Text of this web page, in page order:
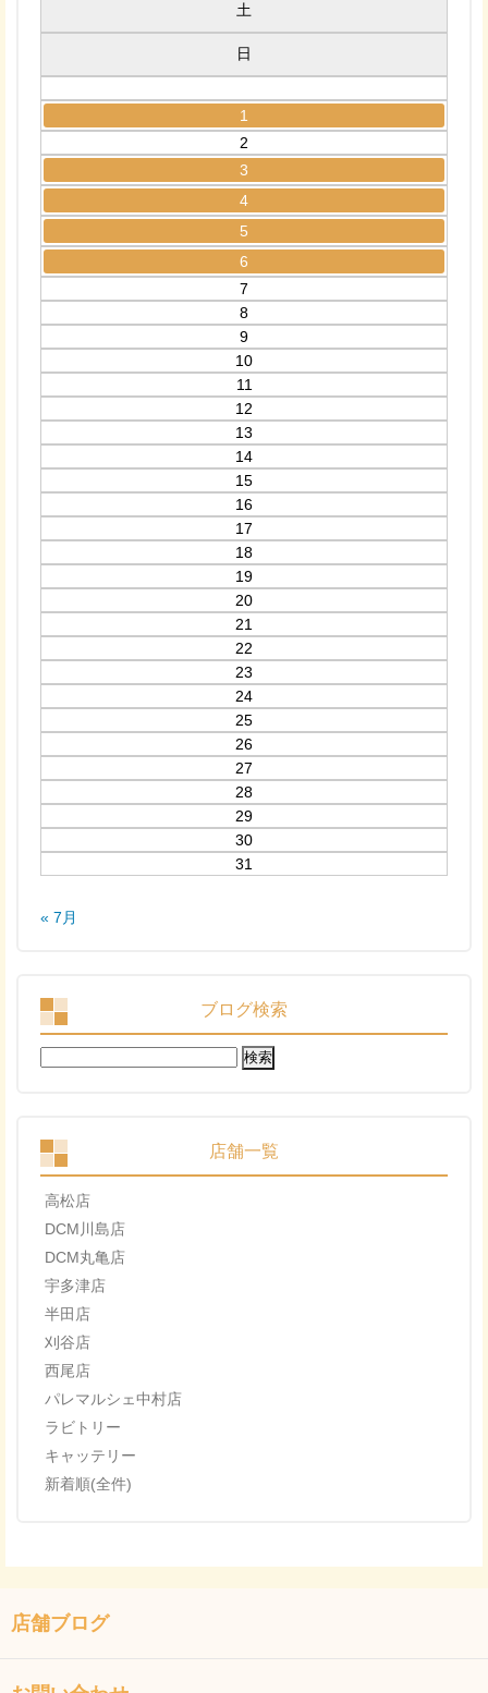
土
日
1
2
3
4
5
6
7
8
9
10
11
12
13
14
15
16
17
18
19
20
21
22
23
24
25
26
27
28
29
30
31
« 7月
ブログ検索
検
索:
店舗一覧
高松店
DCM川島店
DCM丸亀店
宇多津店
半田店
刈谷店
西尾店
パレマルシェ中村店
ラビトリー
キャッテリー
新着順(全件)
店舗ブログ